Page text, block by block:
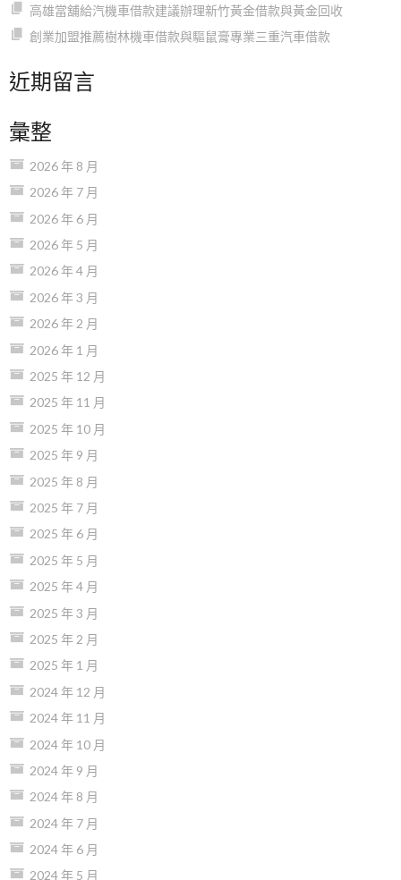
高雄當舖給汽機車借款建議辦理新竹黃金借款與黃金回收
創業加盟推薦樹林機車借款與驅鼠膏專業三重汽車借款
近期留言
彙整
2026 年 8 月
2026 年 7 月
2026 年 6 月
2026 年 5 月
2026 年 4 月
2026 年 3 月
2026 年 2 月
2026 年 1 月
2025 年 12 月
2025 年 11 月
2025 年 10 月
2025 年 9 月
2025 年 8 月
2025 年 7 月
2025 年 6 月
2025 年 5 月
2025 年 4 月
2025 年 3 月
2025 年 2 月
2025 年 1 月
2024 年 12 月
2024 年 11 月
2024 年 10 月
2024 年 9 月
2024 年 8 月
2024 年 7 月
2024 年 6 月
2024 年 5 月